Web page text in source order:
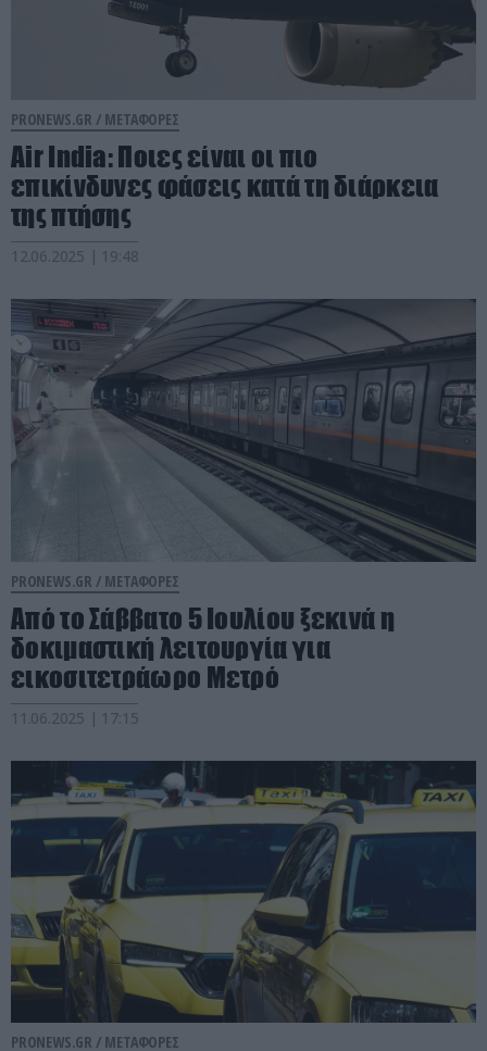
PRONEWS.GR / ΜΕΤΑΦΟΡΕΣ
Air India: Ποιες είναι οι πιο
επικίνδυνες φάσεις κατά τη διάρκεια
της πτήσης
12.06.2025 | 19:48
PRONEWS.GR / ΜΕΤΑΦΟΡΕΣ
Από το Σάββατο 5 Ιουλίου ξεκινά η
δοκιμαστική λειτουργία για
εικοσιτετράωρο Μετρό
11.06.2025 | 17:15
PRONEWS.GR / ΜΕΤΑΦΟΡΕΣ